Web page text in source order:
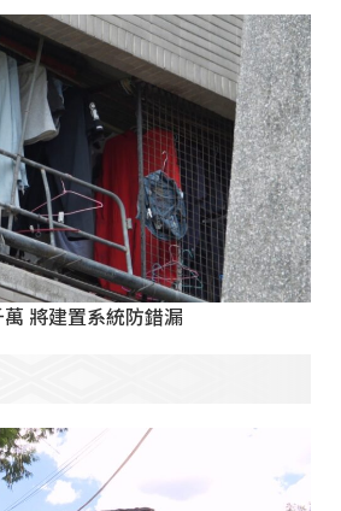
將建置系統防錯漏